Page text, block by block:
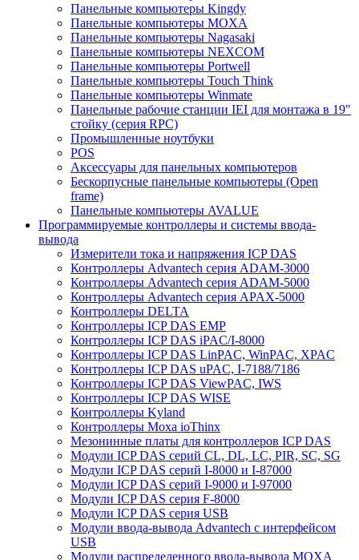
Панельные компьютеры Kingdy
Панельные компьютеры MOXA
Панельные компьютеры Nagasaki
Панельные компьютеры NEXCOM
Панельные компьютеры Portwell
Панельные компьютеры Touch Think
Панельные компьютеры Winmate
Панельные рабочие станции IEI для монтажа в 19"
стойку (серия RPC)
Промышленные ноутбуки
POS
Аксессуары для панельных компьютеров
Бескорпусные панельные компьютеры (Open
frame)
Панельные компьютеры AVALUE
Программируемые контроллеры и системы ввода-
вывода
Измерители тока и напряжения ICP DAS
Контроллеры Advantech серия ADAM-3000
Контроллеры Advantech серия ADAM-5000
Контроллеры Advantech серия APAX-5000
Контроллеры DELTA
Контроллеры ICP DAS EMP
Контроллеры ICP DAS iPAC/I-8000
Контроллеры ICP DAS LinPAC, WinPAC, XPAC
Контроллеры ICP DAS uPAC, I-7188/7186
Контроллеры ICP DAS ViewPAC, IWS
Контроллеры ICP DAS WISE
Контроллеры Kyland
Контроллеры Moxa ioThinx
Мезонинные платы для контроллеров ICP DAS
Модули ICP DAS серий CL, DL, LC, PIR, SC, SG
Модули ICP DAS серий I-8000 и I-87000
Модули ICP DAS серий I-9000 и I-97000
Модули ICP DAS серия F-8000
Модули ICP DAS серия USB
Модули ввода-вывода Advantech с интерфейсом
USB
Модули распределенного ввода-вывода MOXA